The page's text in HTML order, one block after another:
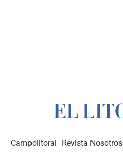
Campolitoral Revista Nosotros